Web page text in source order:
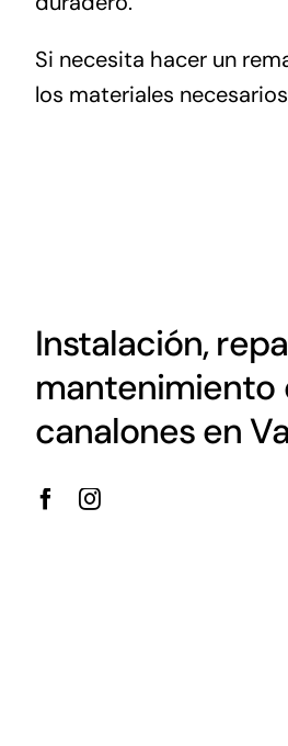
Si necesita hacer un
los materiales
Instalación,
mantenimiento
canalones en